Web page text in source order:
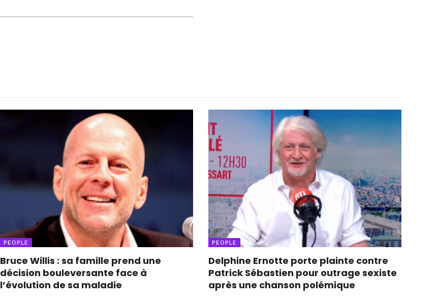
PEOPLE
Bruce Willis : sa famille prend une
décision bouleversante face à
l’évolution de sa maladie
PEOPLE
Delphine Ernotte porte plainte contre
Patrick Sébastien pour outrage sexiste
après une chanson polémique